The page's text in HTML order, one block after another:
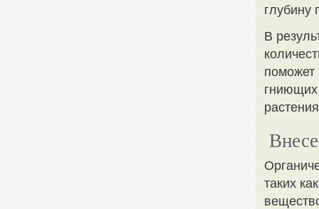
глубину
В
поможет
гниющих
таких